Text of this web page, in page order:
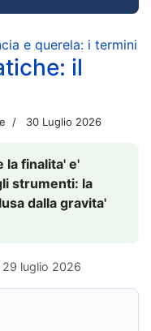
e querela: i termini
il
30 Luglio 2026
la finalita' e'
strumenti: la
dalla gravita'
29 luglio 2026